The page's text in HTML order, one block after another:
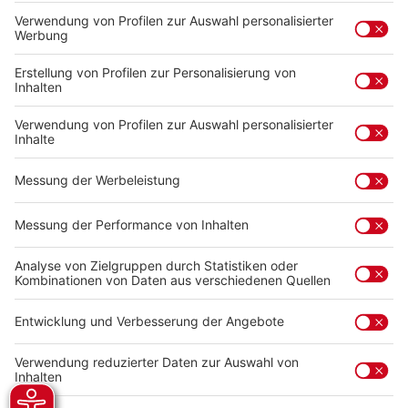
Beschreibung
Die neueste Ausgabe des Historischen Vereins für Stadt
und Kreis Ludwigsburg nimmt Sie mit auf eine spannende
Zeitreise: von…Mehr
Service-Hotline